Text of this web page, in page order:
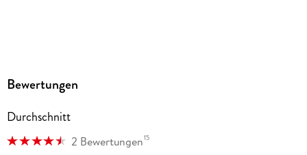
Bewertungen
Durchschnitt
2 Bewertungen15